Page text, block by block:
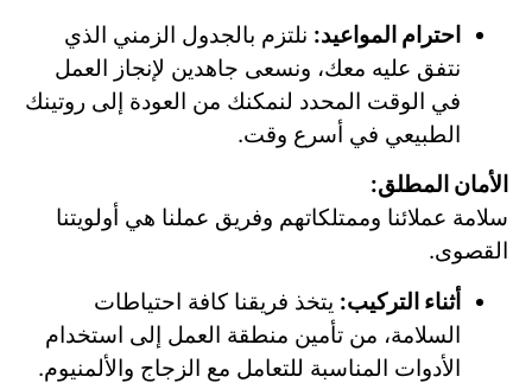
احترام المواعيد: نلتزم بالجدول الزمني الذي
نتفق عليه معك، ونسعى جاهدين لإنجاز العمل
في الوقت المحدد لنمكنك من العودة إلى روتينك
الطبيعي في أسرع وقت.
الأمان المطلق:
سلامة عملائنا وممتلكاتهم وفريق عملنا هي أولويتنا
القصوى.
أثناء التركيب: يتخذ فريقنا كافة احتياطات
السلامة، من تأمين منطقة العمل إلى استخدام
الأدوات المناسبة للتعامل مع الزجاج والألمنيوم.